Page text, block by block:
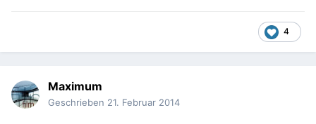
4
Maximum
Geschrieben 21. Februar 2014